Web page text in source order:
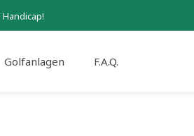
Golfanlagen F.A.Q.